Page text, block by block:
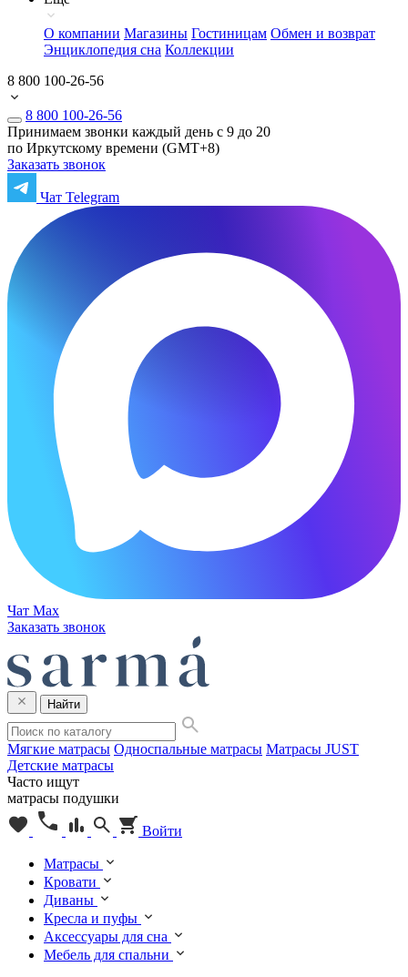
О компании Магазины Гостиницам Обмен и возврат
Энциклопедия сна Коллекции
8 800 100-26-56
8 800 100-26-56
Принимаем звонки каждый день с 9 до 20
по Иркутскому времени (GMT+8)
Заказать звонок
Чат Telegram
Чат Max
Заказать звонок
Найти
Мягкие матрасы Односпальные матрасы Матрасы JUST
Детские матрасы
Часто ищут
матрасы подушки
Войти
Матрасы
Кровати
Диваны
Кресла и пуфы
Аксессуары для сна
Мебель для спальни